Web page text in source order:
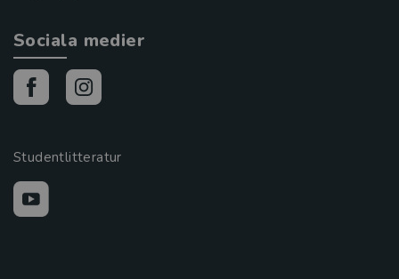
Sociala medier
Studentlitteratur